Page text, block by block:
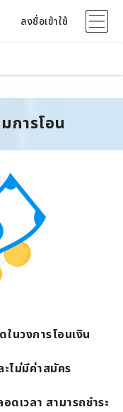
ลงชื่อเข้าใช้
การโอน
นวงการโอนเงิน
ไม่มีค่าสมัคร
ดเวลา สามารถชำระ